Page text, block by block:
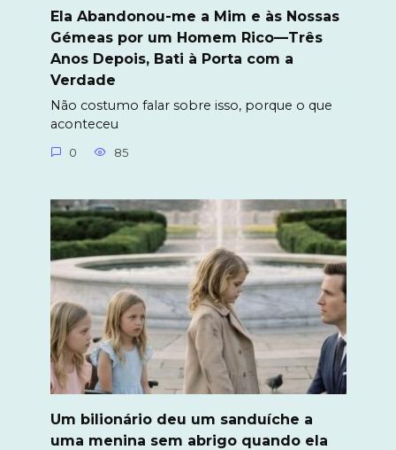
Ela Abandonou-me a Mim e às Nossas
Gémeas por um Homem Rico—Três
Anos Depois, Bati à Porta com a
Verdade
Não costumo falar sobre isso, porque o que
aconteceu
0 85
Um bilionário deu um sanduíche a
uma menina sem abrigo quando ela